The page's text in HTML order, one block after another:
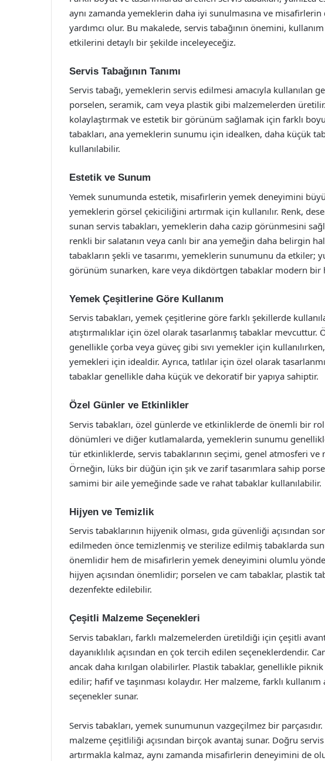
aynı zamanda yemeklerin daha iyi sunulmasına ve
yardımcı olur. Bu makalede, servis tabağının önemini,
etkilerini detaylı bir şekilde inceleyeceğiz.
Servis Tabağının Tanımı
Servis tabağı, yemeklerin servis edilmesi amacıyla kullanılan
porselen, seramik, cam veya plastik gibi malzemelerden
kolaylaştırmak ve estetik bir görünüm sağlamak için farklı
tabakları, ana yemeklerin sunumu için idealken, daha küçük
kullanılabilir.
Estetik ve Sunum
Yemek sunumunda estetik, misafirlerin yemek deneyimini
yemeklerin görsel çekiciliğini artırmak için kullanılır. Renk,
sunan servis tabakları, yemeklerin daha cazip görünmesini
renkli bir salatanın veya canlı bir ana yemeğin daha belirgin
tabakların şekli ve tasarımı, yemeklerin sunumunu da etkiler;
görünüm sunarken, kare veya dikdörtgen tabaklar modern bir
Yemek Çeşitlerine Göre Kullanım
Servis tabakları, yemek çeşitlerine göre farklı şekillerde
atıştırmalıklar için özel olarak tasarlanmış tabaklar
genellikle çorba veya güveç gibi sıvı yemekler için
yemekleri için idealdir. Ayrıca, tatlılar için özel olarak
tabaklar genellikle daha küçük ve dekoratif bir yapıya sahiptir.
Özel Günler ve Etkinlikler
Servis tabakları, özel günlerde ve etkinliklerde de önemli bir
dönümleri ve diğer kutlamalarda, yemeklerin sunumu
tür etkinliklerde, servis tabaklarının seçimi, genel atmosferi
Örneğin, lüks bir düğün için şık ve zarif tasarımlara sahip
samimi bir aile yemeğinde sade ve rahat tabaklar kullanılabilir.
Hijyen ve Temizlik
Servis tabaklarının hijyenik olması, gıda güvenliği açısından
edilmeden önce temizlenmiş ve sterilize edilmiş tabaklarda
önemlidir hem de misafirlerin yemek deneyimini olumlu yönde
hijyen açısından önemlidir; porselen ve cam tabaklar, plastik
dezenfekte edilebilir.
Çeşitli Malzeme Seçenekleri
Servis tabakları, farklı malzemelerden üretildiği için çeşitli
dayanıklılık açısından en çok tercih edilen seçeneklerdendir.
ancak daha kırılgan olabilirler. Plastik tabaklar, genellikle
edilir; hafif ve taşınması kolaydır. Her malzeme, farklı
seçenekler sunar.
Servis tabakları, yemek sunumunun vazgeçilmez bir
malzeme çeşitliliği açısından birçok avantaj sunar. Doğru
artırmakla kalmaz, aynı zamanda misafirlerin deneyimini de